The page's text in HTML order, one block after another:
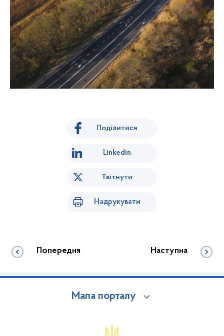
Поділитися
Linkedin
Твітнути
Надрукувати
Попередня Наступна
Мапа порталу